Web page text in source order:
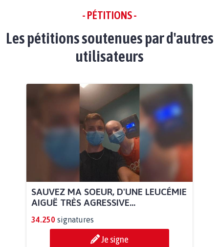
- PÉTITIONS -
Les pétitions soutenues par d'autres
utilisateurs
SAUVEZ MA SOEUR, D'UNE LEUCÉMIE
AIGUË TRÈS AGRESSIVE...
34.250 signatures
Je signe